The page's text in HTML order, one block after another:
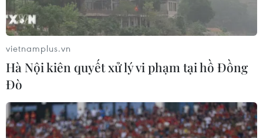
vietnamplus.vn
Hà Nội kiên quyết xử lý vi phạm tại hồ Đồng
Đò